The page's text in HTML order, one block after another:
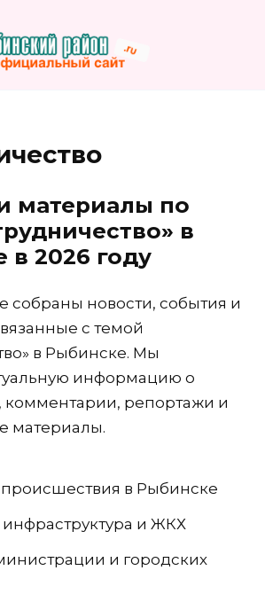
материалы по
в
в 2026 году
собраны новости, события и
с темой
в Рыбинске. Мы
информацию о
комментарии, репортажи и
материалы.
в Рыбинске
инфраструктура и ЖКХ
и городских